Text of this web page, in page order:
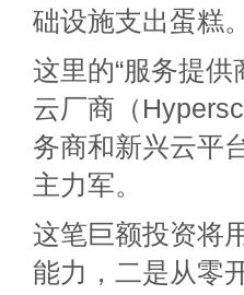
础设施支出蛋糕。
这里的“服务提
云厂商（
务商和新兴云平
主力军。
这笔巨额投资将
能力，二是从零